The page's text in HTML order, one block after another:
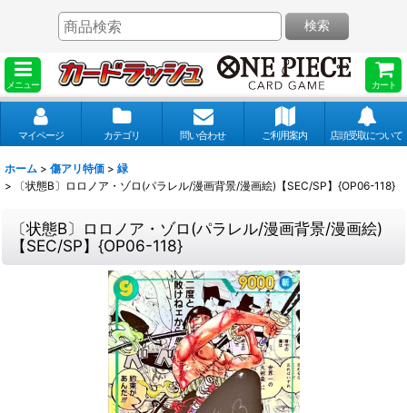
メニュー カート
検索
マイページ カテゴリ 問い合わせ ご利用案内 店頭受取について
ホーム > 傷アリ特価 > 緑
>
〔状態B〕ロロノア・ゾロ(パラレル/漫画背景/漫画絵)【SEC/SP】{OP06-118}
〔状態B〕ロロノア・ゾロ(パラレル/漫画背景/漫画絵)
【SEC/SP】{OP06-118}